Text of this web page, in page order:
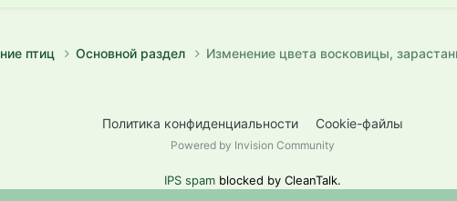
птиц Основной раздел Изменение цвета восковицы,
Политика конфиденциальности Cookie-файлы
Powered by Invision Community
IPS spam blocked by CleanTalk.